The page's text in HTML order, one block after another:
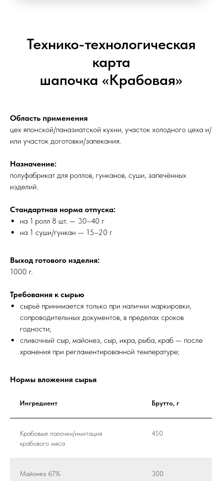
Технико-технологическая
карта
шапочка «Крабовая»
Область применения
цех японской/паназиатской кухни, участок холодного цеха и/
или участок доготовки/запекания.
Назначение:
полуфабрикат для роллов, гунканов, суши, запечённых
изделий.
Стандартная норма отпуска:
на 1 ролл 8 шт. — 30–40 г
на 1 суши/гункан — 15–20 г
Выход готового изделия:
1000 г.
Требования к сырью
сырьё принимается только при наличии маркировки,
сопроводительных документов, в пределах сроков
годности;
сливочный сыр, майонез, сыр, икра, рыба, краб — после
хранения при регламентированной температуре;
Нормы вложения сырья
Ингредиент Брутто, г
Крабовые палочки/имитация
крабового мяса
450
Майонез 67% 300